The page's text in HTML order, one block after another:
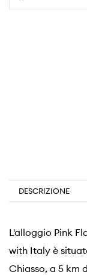
DESCRIZIONE
L'alloggio Pink
with Italy è
Chiasso, a 5 km